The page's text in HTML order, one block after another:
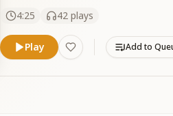
4:25
42 plays
Play Add to